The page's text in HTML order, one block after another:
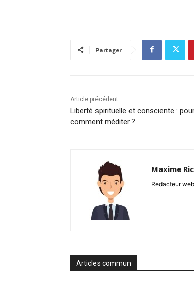
Partager
Article précédent
Liberté spirituelle et consciente :
comment méditer ?
Maxime
Redacteur
Articles commun